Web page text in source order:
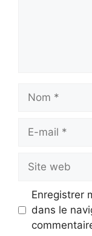
Nom
Site
web
Enregistrer
dans le